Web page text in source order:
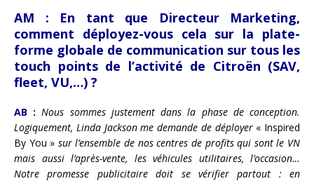
AM :
En tant que Directeur Marketing,
comment déployez-vous cela sur la plate-
forme globale de communication sur tous les
touch points de l’activité de Citroën (SAV,
fleet, VU,…) ?
AB : Nous sommes justement dans la phase de conception.
Logiquement, Linda Jackson me demande de déployer « Inspired
By You » sur l’ensemble de nos centres de profits qui sont le VN
mais aussi l’après-vente, les véhicules utilitaires, l’occasion…
Notre promesse publicitaire doit se vérifier partout : en